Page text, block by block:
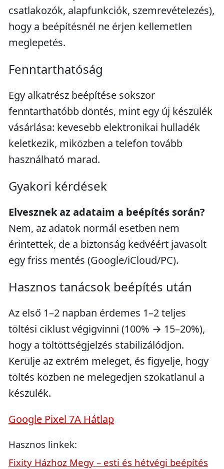
csatlakozók, alapfunkciók, szemrevételezés),
hogy a beépítésnél ne érjen kellemetlen
meglepetés.
Fenntarthatóság
Egy alkatrész beépítése sokszor
fenntarthatóbb döntés, mint egy új készülék
vásárlása: kevesebb elektronikai hulladék
keletkezik, miközben a telefon tovább
használható marad.
Gyakori kérdések
Elvesznek az adataim a beépítés során?
Nem, az adatok normál esetben nem
érintettek, de a biztonság kedvéért javasolt
egy friss mentés (Google/iCloud/PC).
Hasznos tanácsok beépítés után
Az első 1–2 napban érdemes 1–2 teljes
töltési ciklust végigvinni (100% → 15–20%),
hogy a töltöttségjelzés stabilizálódjon.
Kerülje az extrém meleget, és figyelje, hogy
töltés közben ne melegedjen szokatlanul a
készülék.
Google Pixel 7A Hátlap
Hasznos linkek:
Fixity Házhoz Megy – esti és hétvégi beépítés